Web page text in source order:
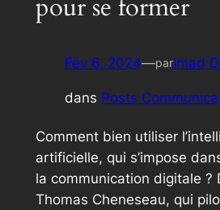
pour se former
Fév 6, 2024—parImad
dans Posts
Comment bien utiliser
artificielle, qui s’impose
la communication digitale ?
Thomas Cheneseau, qui